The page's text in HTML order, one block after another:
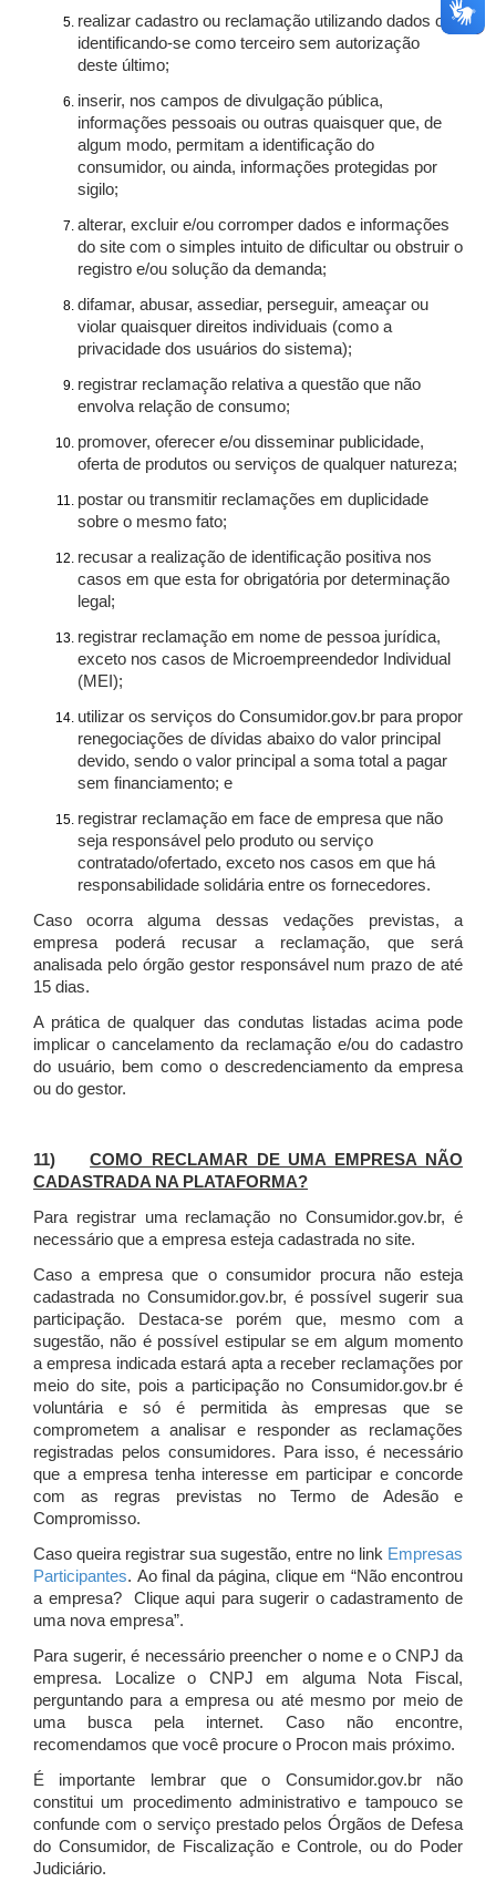
realizar cadastro ou reclamação utilizando dados ou
identificando-se como terceiro sem autorização
deste último;
inserir, nos campos de divulgação pública,
informações pessoais ou outras quaisquer que, de
algum modo, permitam a identificação do
consumidor, ou ainda, informações protegidas por
sigilo;
alterar, excluir e/ou corromper dados e informações
do site com o simples intuito de dificultar ou obstruir o
registro e/ou solução da demanda;
difamar, abusar, assediar, perseguir, ameaçar ou
violar quaisquer direitos individuais (como a
privacidade dos usuários do sistema);
registrar reclamação relativa a questão que não
envolva relação de consumo;
promover, oferecer e/ou disseminar publicidade,
oferta de produtos ou serviços de qualquer natureza;
postar ou transmitir reclamações em duplicidade
sobre o mesmo fato;
recusar a realização de identificação positiva nos
casos em que esta for obrigatória por determinação
legal;
registrar reclamação em nome de pessoa jurídica,
exceto nos casos de Microempreendedor Individual
(MEI);
utilizar os serviços do Consumidor.gov.br para propor
renegociações de dívidas abaixo do valor principal
devido, sendo o valor principal a soma total a pagar
sem financiamento; e
registrar reclamação em face de empresa que não
seja responsável pelo produto ou serviço
contratado/ofertado, exceto nos casos em que há
responsabilidade solidária entre os fornecedores.
Caso ocorra alguma dessas vedações previstas, a
empresa poderá recusar a reclamação, que será
analisada pelo órgão gestor responsável num prazo de até
15 dias.
A prática de qualquer das condutas listadas acima pode
implicar o cancelamento da reclamação e/ou do cadastro
do usuário, bem como o descredenciamento da empresa
ou do gestor.
11)COMO RECLAMAR DE UMA EMPRESA NÃO
CADASTRADA NA PLATAFORMA?
Para registrar uma reclamação no Consumidor.gov.br, é
necessário que a empresa esteja cadastrada no site.
Caso a empresa que o consumidor procura não esteja
cadastrada no Consumidor.gov.br, é possível sugerir sua
participação. Destaca-se porém que, mesmo com a
sugestão, não é possível estipular se em algum momento
a empresa indicada estará apta a receber reclamações por
meio do site, pois a participação no Consumidor.gov.br é
voluntária e só é permitida às empresas que se
comprometem a analisar e responder as reclamações
registradas pelos consumidores. Para isso, é necessário
que a empresa tenha interesse em participar e concorde
com as regras previstas no Termo de Adesão e
Compromisso.
Caso queira registrar sua sugestão, entre no link Empresas
Participantes. Ao final da página, clique em “Não encontrou
a empresa? Clique aqui para sugerir o cadastramento de
uma nova empresa”.
Para sugerir, é necessário preencher o nome e o CNPJ da
empresa. Localize o CNPJ em alguma Nota Fiscal,
perguntando para a empresa ou até mesmo por meio de
uma busca pela internet. Caso não encontre,
recomendamos que você procure o Procon mais próximo.
É importante lembrar que o Consumidor.gov.br não
constitui um procedimento administrativo e tampouco se
confunde com o serviço prestado pelos Órgãos de Defesa
do Consumidor, de Fiscalização e Controle, ou do Poder
Judiciário.